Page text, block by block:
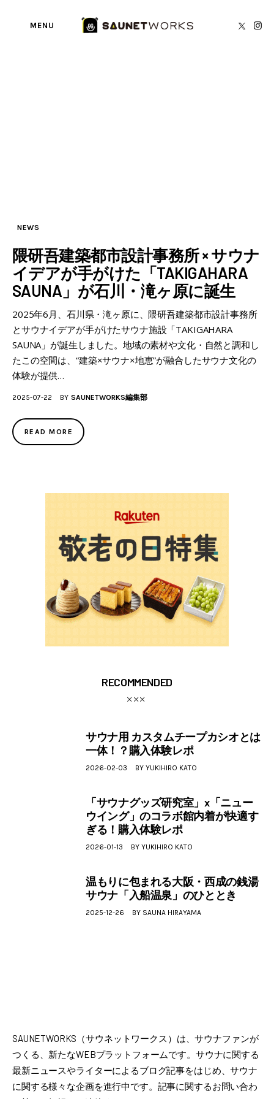
MENU
NEWS
隈研吾建築都市設計事務所 × サウナ
イデアが手がけた「TAKIGAHARA
SAUNA」が石川・滝ヶ原に誕生
2025年6月、石川県・滝ヶ原に、隈研吾建築都市設計事務所
とサウナイデアが手がけたサウナ施設「TAKIGAHARA
SAUNA」が誕生しました。地域の素材や文化・自然と調和し
たこの空間は、“建築×サウナ×地恵”が融合したサウナ文化の
体験が提供…
2025-07-22 BY SAUNETWORKS編集部
READ MORE
RECOMMENDED
サウナ用 カスタムチープカシオとは
一体！？購入体験レポ
2026-02-03 BYYUKIHIRO KATO
「サウナグッズ研究室」x「ニュー
ウイング」のコラボ館内着が快適す
ぎる！購入体験レポ
2026-01-13 BYYUKIHIRO KATO
温もりに包まれる大阪・西成の銭湯
サウナ「入船温泉」のひととき
2025-12-26 BY SAUNA HIRAYAMA
SAUNETWORKS（サウネットワークス）は、サウナファンが
つくる、新たなWEBプラットフォームです。サウナに関する
最新ニュースやライターによるブログ記事をはじめ、サウナ
に関する様々な企画を進行中です。記事に関するお問い合わ